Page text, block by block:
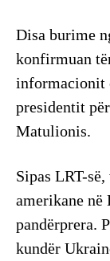
Disa burime
konfirmuan
informacionit
presidentit
Matulionis.
Sipas LRT-
amerikane në
pandërprera.
kundër